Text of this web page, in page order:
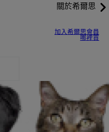
關於希爾思
加入希爾思會員
哪裡買